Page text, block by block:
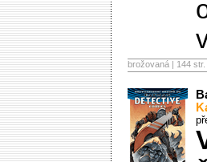
brožovaná | 144 str.